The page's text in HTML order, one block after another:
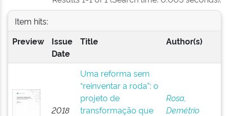
Item hits:
Preview
Issue
Date
Title Author(s)
2018
Uma reforma sem
“reinventar a roda”: o
projeto de
transformação que
Rosa,
Demétrio